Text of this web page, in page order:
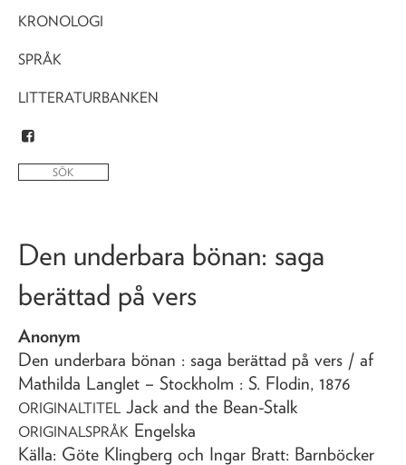
KRONOLOGI
SPRÅK
LITTERATURBANKEN
Den underbara bönan: saga
berättad på vers
Anonym
Den underbara bönan : saga berättad på vers / af
Mathilda Langlet – Stockholm : S. Flodin, 1876
ORIGINALTITEL Jack and the Bean-Stalk
ORIGINALSPRÅK Engelska
Källa: Göte Klingberg och Ingar Bratt: Barnböcker